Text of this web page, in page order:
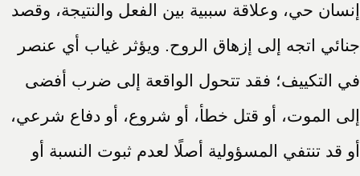
إنسان حي، وعلاقة سببية بين الفعل والنتيجة، وقصد
جنائي اتجه إلى إزهاق الروح. ويؤثر غياب أي عنصر
في التكييف؛ فقد تتحول الواقعة إلى ضرب أفضى
إلى الموت، أو قتل خطأ، أو شروع، أو دفاع شرعي،
أو قد تنتفي المسؤولية أصلًا لعدم ثبوت النسبة أو